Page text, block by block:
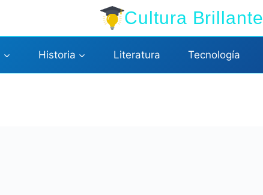
Cultura Brillante
Historia Literatura Tecnología